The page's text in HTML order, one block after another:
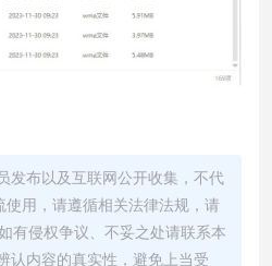
发布以及互联网公开收集，不代
用，请遵循相关法律法规，请
有侵权争议、不妥之处请联系本
认内容的真实性，避免上当受